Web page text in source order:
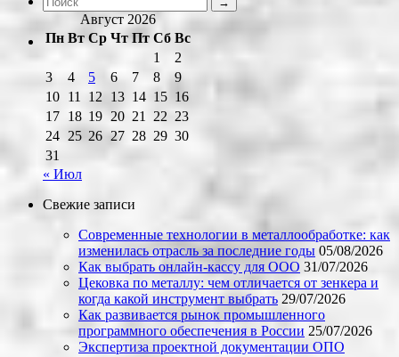
Август 2026
Пн Вт Ср Чт Пт Сб Вс
1
2
3
4 5 6 7 8
9
10 11 12 13 14 15 16
17 18 19 20 21 22 23
24 25 26 27 28 29 30
31
« Июл
Свежие записи
Современные технологии в металлообработке: как
изменилась отрасль за последние годы 05/08/2026
Как выбрать онлайн-кассу для ООО 31/07/2026
Цековка по металлу: чем отличается от зенкера и
когда какой инструмент выбрать 29/07/2026
Как развивается рынок промышленного
программного обеспечения в России 25/07/2026
Экспертиза проектной документации ОПО